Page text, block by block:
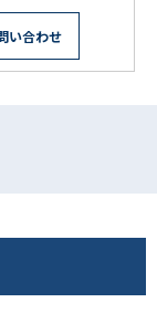
い合わせ